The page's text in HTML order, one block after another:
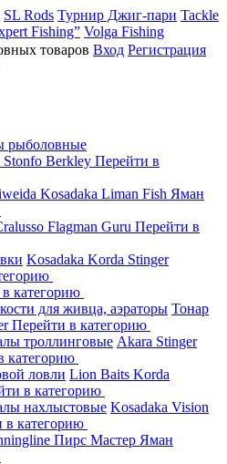
SL Rods Турнир Джиг-пари Tackle
Fishing” Volga Fishing
товаров Вход Регистрация
рыболовные
Stonfo Berkley Перейти в
Kosadaka Liman Fish Яман
Flagman Guru Перейти в
Kosadaka Korda Stinger
категорию
для живца, аэраторы Тонар
Перейти в категорию
троллинговые Akara Stinger
категорию
ловли Lion Baits Korda
в категорию
нахлыстовые Kosadaka Vision
в категорию
Пирс Мастер Яман